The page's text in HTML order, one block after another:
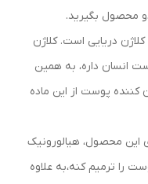
دو محصول بگیرید.
دریایی است. کلاژن
انسان داره، به همین
پوست از این ماده
این محصول، هیالورونیک
را ترمیم کنه،به علاوه